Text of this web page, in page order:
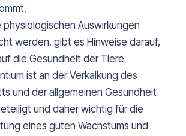
Auswirkungen
werden, gibt es Hinweise darauf,
die Gesundheit der Tiere
ist an der Verkalkung des
und der allgemeinen Gesundheit
und daher wichtig für die
eines guten Wachstums und